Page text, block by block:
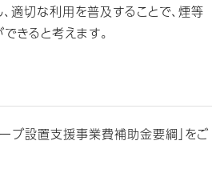
、適切な利用を普及することで、煙等
きると考えます。
ブ設置支援事業費補助金要綱」をご